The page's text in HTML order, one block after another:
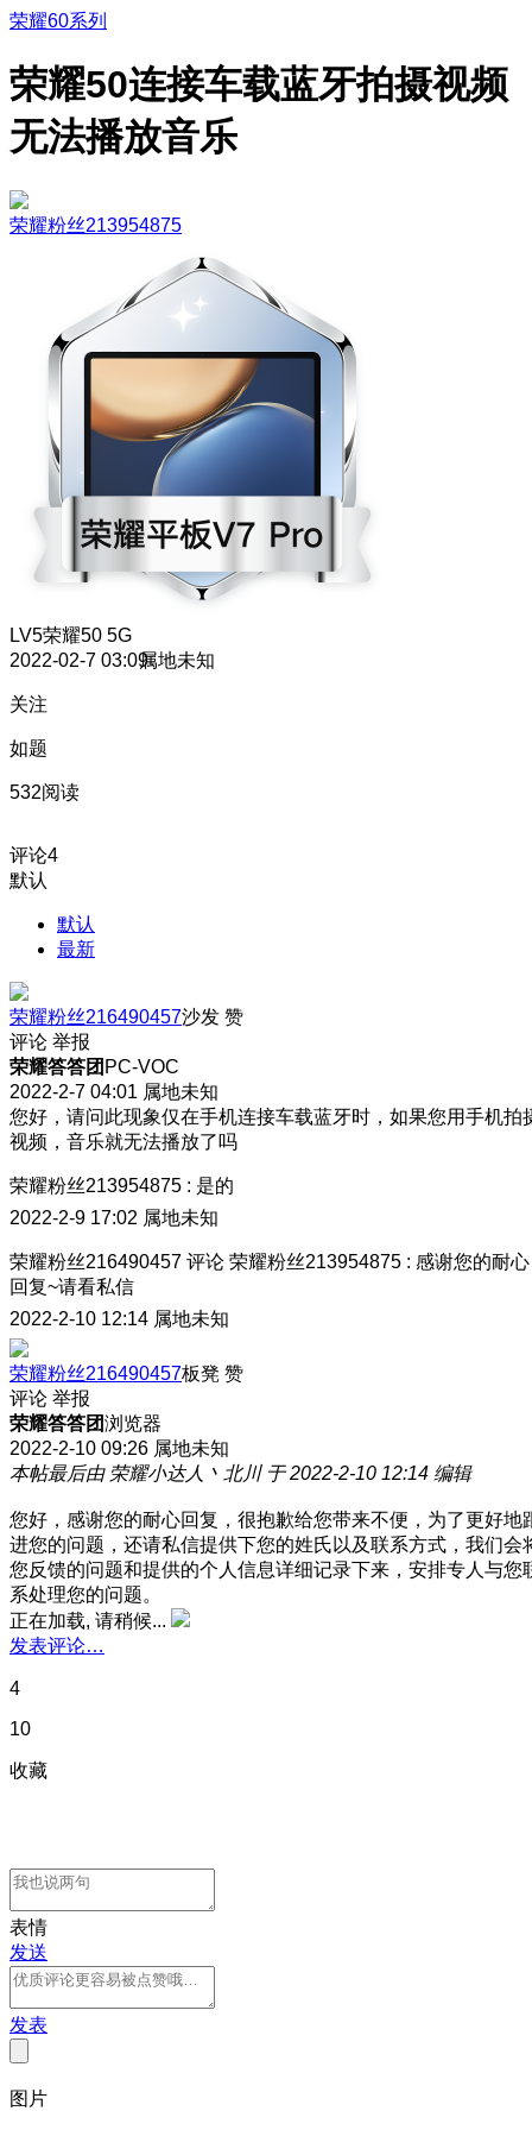
荣耀60系列
荣耀50连接车载蓝牙拍摄视频
无法播放音乐
荣耀粉丝213954875
LV5荣耀50 5G
2022-02-7 03:09属地未知
关注
如题
532阅读
评论4
默认
默认
最新
荣耀粉丝216490457沙发 赞
评论 举报
荣耀答答团 PC-VOC
2022-2-7 04:01 属地未知
您好，请问此现象仅在手机连接车载蓝牙时，如果您用手机拍
视频，音乐就无法播放了吗
荣耀粉丝213954875 : 是的
2022-2-9 17:02 属地未知
荣耀粉丝216490457 评论 荣耀粉丝213954875 : 感谢您的耐心
回复~请看私信
2022-2-10 12:14 属地未知
荣耀粉丝216490457板凳 赞
评论 举报
荣耀答答团浏览器
2022-2-10 09:26 属地未知
本帖最后由 荣耀小达人丶北川 于 2022-2-10 12:14 编辑
您好，感谢您的耐心回复，很抱歉给您带来不便，为了更好地
进您的问题，还请私信提供下您的姓氏以及联系方式，我们会
您反馈的问题和提供的个人信息详细记录下来，安排专人与您
系处理您的问题。
正在加载, 请稍候...
发表评论…
4
10
收藏
表情
发送
发表
图片